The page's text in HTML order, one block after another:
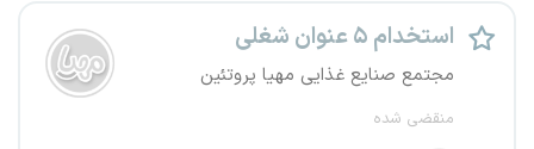
استخدام ۵ عنوان شغلی
مجتمع صنایع غذایی مهیا پروتئین
منقضی شده